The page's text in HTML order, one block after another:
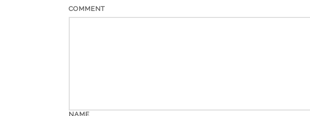
COMMENT
NAME